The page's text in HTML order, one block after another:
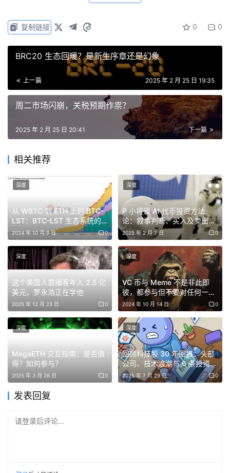
开场主题演讲
Keynote 2（1:40 – 2:00 PM）：GAIB
Thesis 》，洞悉AI金融化的未来机遇
Keynote 3（2:40 – 2:50 PM）：PIN AI带来精彩洞察
（3:30 – 3:40 PM）：Kite AI分享前沿思考
Panel 1：解放万亿级AI经济的潜力（2:00 – 2:40 PM）
由Faction主持，GAIB、Aethir、io.net、Exabits 、ICN等项
目深度探讨AI经济的未来创新模式。
Panel 2：Agentic Web的崛起——AI、区块链与自治系统
的未来 （2:50 – 3:30 PM）
由BigBrain主持，联合PIN AI、0G、OpenLedger、
Olas和Nillion，探讨Web3与AI的协同演化。
Panel 3：协作与开放生态中的AI区块链创新（3:40 – 4:20
PM）
、Sentient、Heltu、Akave、
Ormi、w3.io等项目深入探讨区块链与AI的协作新模式。
超级周期（4:30 – 5:10 PM）
0 0
复制链接
BRC20 生态回暖？是新生序章还是幻象
上一篇 2025 年 2 月 25 日 19:35
周二市场闪崩，关税预期作祟？
下一篇
2025 年 2 月 25 日 20:41
相关推荐
从 WBTC 到 ETH 上的 BTC-
LST：BTC-LST 生态系统的
早期探索
2024 年 10 月 9 日 0
深度
P 小将谈 AI 代币投资方法
论：叙事判断、买入及卖出点
位
2025 年 2 月 7 日 0
深度
这个美国人靠播客年入 2.5 亿
美元，罗永浩正在学他
2025 年 12 月 23 日 0
深度
VC 币与 Meme 不是非此即
彼，都参与但不要对任何一个
执着
2024 年 10 月 14 日 0
深度
MegaETH 交互指南：是否值
得？如何参与？
2025 年 3 月 26 日 0
深度
回顾科技股 30 年回报：头部
公司、技术浪潮与 6 条投资教
训
2025 年 7 月 29 日 0
深度
发表回复
请登录后评论...